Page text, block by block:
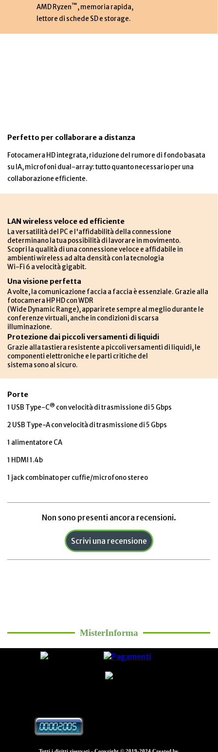
AMD Ryzen™, memoria rapida,
lettore di schede SD e storage.
Perfetto per collaborare a distanza
Fotocamera HD integrata, riduzione del rumore di fondo basata
su IA, microfoni dual-array: tutto quanto necessario per una
collaborazione efficiente.
LAN wireless veloce ed efficiente
La versatilità del PC e l'affidabilità della connessione
determinano la tua possibilità di lavorare in movimento.
Scopri la qualità di una connessione veloce e affidabile in
ambienti wireless ad alta densità con la tecnologia
Wi-Fi 6 a velocità gigabit.
Una visione perfetta
A volte, la comunicazione faccia a faccia è essenziale. Grazie alla
fotocamera HP HD con WDR
(Wide Dynamic Range),apparirete sempre al meglio durante le
conferenze virtuali, anche in condizioni di scarsa
illuminazione.
Protezione dai piccoli versamenti di liquidi
Grazie alla tastiera resistente a piccoli versamenti di liquidi, le
componenti elettroniche e le parti critiche del
sistema sono al sicuro.
Porte
1 USB Type-C® con velocità di trasmissione di 5 Gbps
2 USB Type-A con velocità di trasmissione di 5 Gbps
1 alimentatore CA
1 HDMI 1.4b
1 jack combinato per cuffie/microfono stereo
Non sono presenti ancora recensioni.
Messaggio:*
MisterInforma